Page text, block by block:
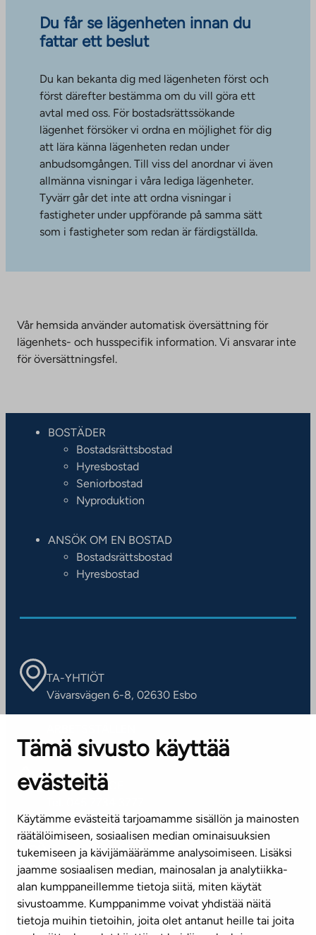
Tämä sivusto käyttää
evästeitä
Käytämme evästeitä tarjoamamme sisällön ja mainosten
räätälöimiseen, sosiaalisen median ominaisuuksien
tukemiseen ja kävijämäärämme analysoimiseen. Lisäksi
jaamme sosiaalisen median, mainosalan ja analytiikka-
alan kumppaneillemme tietoja siitä, miten käytät
sivustoamme. Kumppanimme voivat yhdistää näitä
tietoja muihin tietoihin, joita olet antanut heille tai joita
Du får se lägenheten innan du
fattar ett beslut
Du kan bekanta dig med lägenheten först och
först därefter bestämma om du vill göra ett
avtal med oss. För bostadsrättssökande
lägenhet försöker vi ordna en möjlighet för dig
att lära känna lägenheten redan under
anbudsomgången. Till viss del anordnar vi även
allmänna visningar i våra lediga lägenheter.
Tyvärr går det inte att ordna visningar i
fastigheter under uppförande på samma sätt
som i fastigheter som redan är färdigställda.
Vår hemsida använder automatisk översättning för
lägenhets- och husspecifik information. Vi ansvarar inte
för översättningsfel.
BOSTÄDER
Bostadsrättsbostad
Hyresbostad
Seniorbostad
Nyproduktion
ANSÖK OM EN BOSTAD
Bostadsrättsbostad
Hyresbostad
TA-YHTIÖT
Vävarsvägen 6-8, 02630 Esbo
Kontaktinformation
KUNDSERVICE
(vardagar kl. 8–16)
info@ta.fi
Nyhetsbrev (på finska)